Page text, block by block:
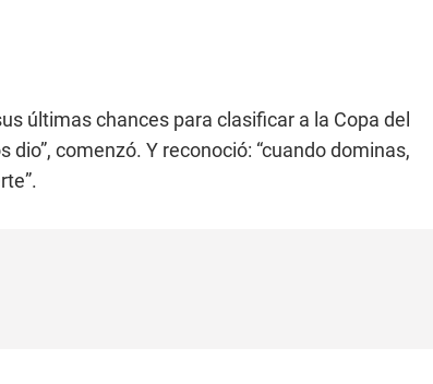
últimas chances para clasificar a la Copa del
comenzó. Y reconoció: “cuando dominas,